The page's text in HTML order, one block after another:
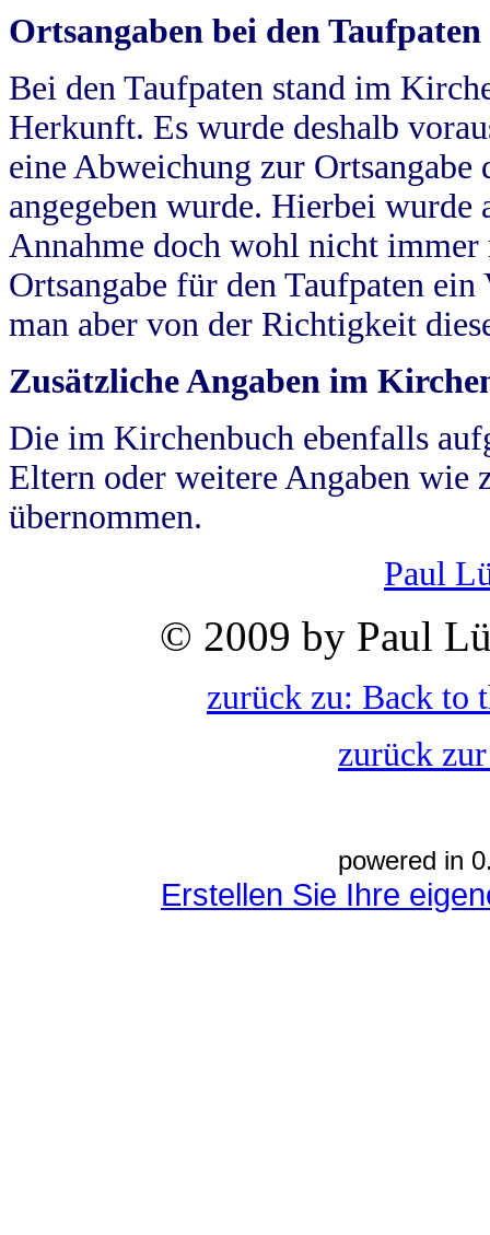
Ortsangaben bei den Taufpaten
Bei den Taufpaten stand im
Herkunft. Es wurde deshalb
eine Abweichung zur
angegeben wurde. Hierbei wurde
Annahme doch wohl nicht
Ortsangabe für den Taufpaten
man aber von der Richtigkeit
Zusätzliche Angaben im
Die im Kirchenbuch ebenfalls
Eltern oder weitere Angaben wie
übernommen.
Paul
© 2009 by Paul
zurück zu: Back to
zurück
powered in
Erstellen Sie Ihre